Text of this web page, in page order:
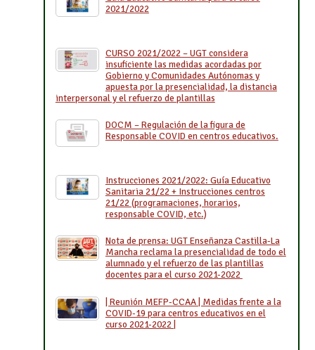
2021/2022
CURSO 2021/2022 – UGT considera
insuficiente las medidas acordadas por
Gobierno y Comunidades Autónomas y
apuesta por la presencialidad, la distancia
interpersonal y el refuerzo de plantillas
DOCM – Regulación de la figura de
Responsable COVID en centros educativos.
Instrucciones 2021/2022: Guía Educativo
Sanitaria 21/22 + Instrucciones centros
21/22 (programaciones, horarios,
responsable COVID, etc.)
Nota de prensa: UGT Enseñanza Castilla-La
Mancha reclama la presencialidad de todo el
alumnado y el refuerzo de las plantillas
docentes para el curso 2021-2022
| Reunión MEFP-CCAA | Medidas frente a la
COVID-19 para centros educativos en el
curso 2021-2022 |